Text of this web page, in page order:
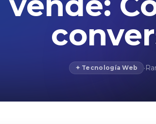
✦ Tecnología Web ·